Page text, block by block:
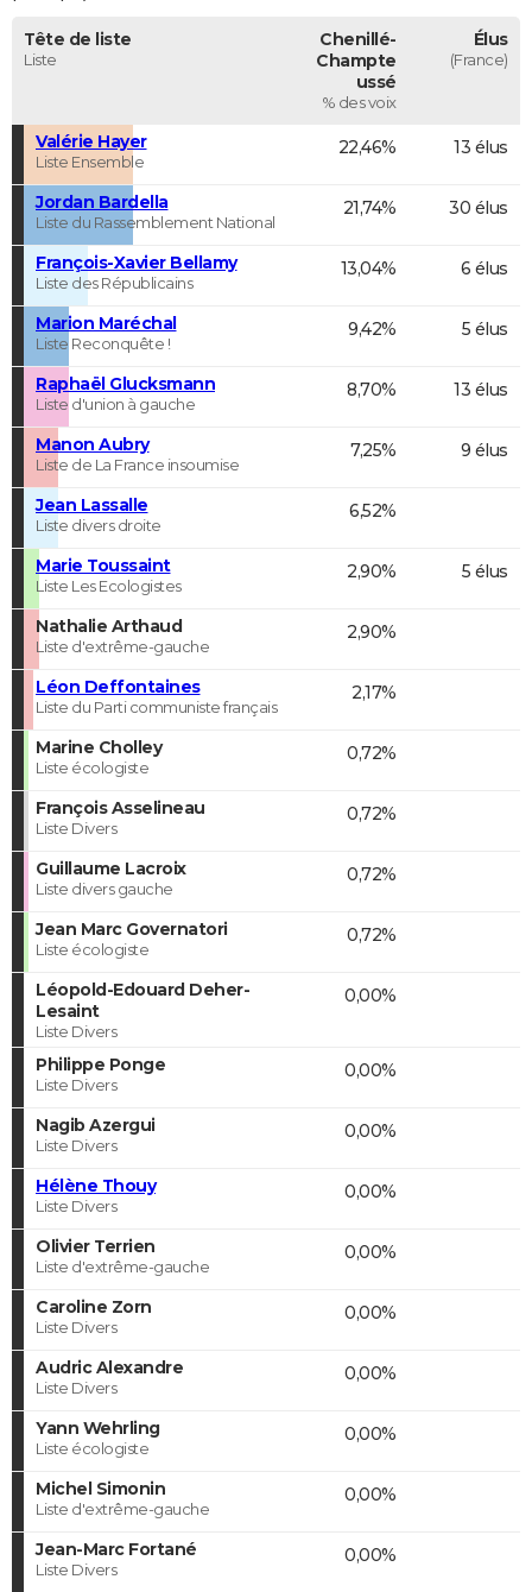
Tête de liste
Liste
Chenillé-
Champte
ussé
% des voix
Élus
(France)
Valérie Hayer
Liste Ensemble
22,46% 13 élus
Jordan Bardella
Liste du Rassemblement National
21,74% 30 élus
François-Xavier Bellamy
Liste des Républicains
13,04% 6 élus
Marion Maréchal
Liste Reconquête !
9,42% 5 élus
Raphaël Glucksmann
Liste d'union à gauche
8,70% 13 élus
Manon Aubry
Liste de La France insoumise
7,25% 9 élus
Jean Lassalle
Liste divers droite
6,52%
Marie Toussaint
Liste Les Ecologistes
2,90% 5 élus
Nathalie Arthaud
Liste d'extrême-gauche
2,90%
Léon Deffontaines
Liste du Parti communiste français
2,17%
Marine Cholley
Liste écologiste
0,72%
François Asselineau
Liste Divers
0,72%
Guillaume Lacroix
Liste divers gauche
0,72%
Jean Marc Governatori
Liste écologiste
0,72%
Léopold-Edouard Deher-
Lesaint
Liste Divers
0,00%
Philippe Ponge
Liste Divers
0,00%
Nagib Azergui
Liste Divers
0,00%
Hélène Thouy
Liste Divers
0,00%
Olivier Terrien
Liste d'extrême-gauche
0,00%
Caroline Zorn
Liste Divers
0,00%
Audric Alexandre
Liste Divers
0,00%
Yann Wehrling
Liste écologiste
0,00%
Michel Simonin
Liste d'extrême-gauche
0,00%
Jean-Marc Fortané
Liste Divers
0,00%